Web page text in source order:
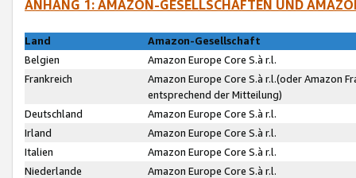
ANHANG 1: AMAZON-GESELLSCHAFTEN UND
Land
Amazon-Gesellschaft
Belgien
Amazon Europe Core S.à r.l.
Frankreich
Amazon Europe Core S.à r.l.(oder Amazon
entsprechend der Mitteilung)
Deutschland
Amazon Europe Core S.à r.l.
Irland
Amazon Europe Core S.à r.l.
Italien
Amazon Europe Core S.à r.l.
Niederlande
Amazon Europe Core S.à r.l.